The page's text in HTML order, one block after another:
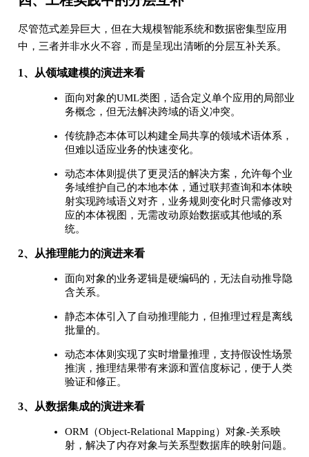
尽管范式差异巨大，但在大规模智能系统和数据密集型应用
中，三者并非水火不容，而是呈现出清晰的分层互补关系。
1、从领域建模的演进来看
面向对象的UML类图，适合定义单个应用的局部业
务概念，但无法解决跨域的语义冲突。
传统静态本体可以构建全局共享的领域术语体系，
但难以适应业务的快速变化。
动态本体则提供了更灵活的解决方案，允许每个业
务域维护自己的本地本体，通过联邦查询和本体映
射实现跨域语义对齐，业务规则变化时只需修改对
应的本体视图，无需改动原始数据或其他域的系
统。
2、从推理能力的演进来看
面向对象的业务逻辑是硬编码的，无法自动推导隐
含关系。
静态本体引入了自动推理能力，但推理过程是离线
批量的。
动态本体则实现了实时增量推理，支持假设性场景
推演，推理结果带有来源和置信度标记，便于人类
验证和修正。
3、从数据集成的演进来看
ORM（Object-Relational Mapping）对象-关系映
射，解决了内存对象与关系型数据库的映射问题。